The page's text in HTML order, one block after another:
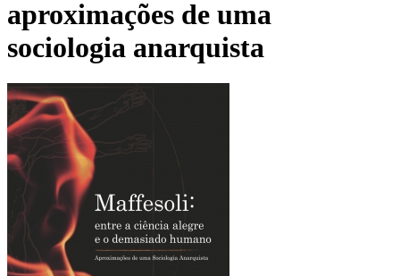
aproximações de uma
sociologia anarquista